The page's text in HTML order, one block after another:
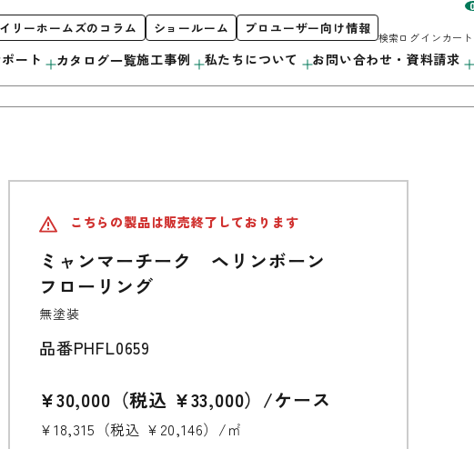
階段
カウンター
洗面・キッチン
造作用材
アルミ遮熱材
ート
初めての方へ
プロユーザー向け情報
カタログ一覧施工事例 私たちについて
Corporate Profile
採用情報
お問い合わせ・資料請求
カタログ紹介
リーホームズのコラム ショールーム プロユーザー向け情報
検索ログインカート
こちらの製品は販売終了しております
ミャンマーチーク ヘリンボーン
フローリング
無塗装
品番PHFL0659
¥30,000（税込 ¥33,000）/ケース
¥18,315（税込 ¥20,146）/㎡